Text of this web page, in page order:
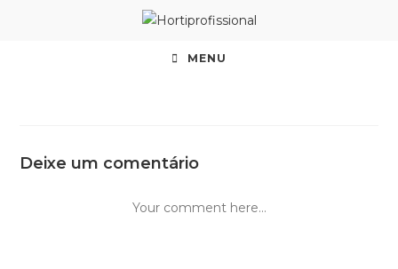
MENU
Deixe um comentário